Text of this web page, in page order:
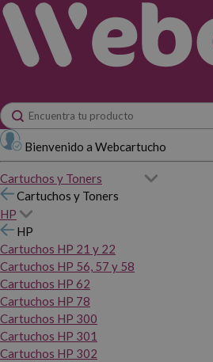
Bienvenido a Webcartucho
Cartuchos y Toners
Cartuchos y Toners
HP
HP
Cartuchos HP 21 y 22
Cartuchos HP 56, 57 y 58
Cartuchos HP 62
Cartuchos HP 78
Cartuchos HP 300
Cartuchos HP 301
Cartuchos HP 302